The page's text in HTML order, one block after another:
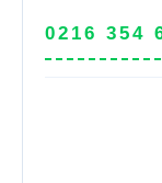
0216 354